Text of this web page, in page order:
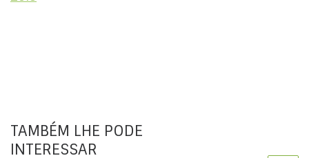
TAMBÉM LHE PODE
INTERESSAR